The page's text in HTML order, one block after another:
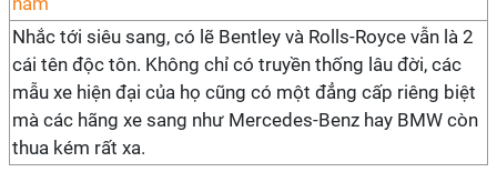
Nhắc tới siêu sang, có lẽ Bentley và Rolls-Royce vẫn là 2
cái tên độc tôn. Không chỉ có truyền thống lâu đời, các
mẫu xe hiện đại của họ cũng có một đẳng cấp riêng biệt
mà các hãng xe sang như Mercedes-Benz hay BMW còn
thua kém rất xa.